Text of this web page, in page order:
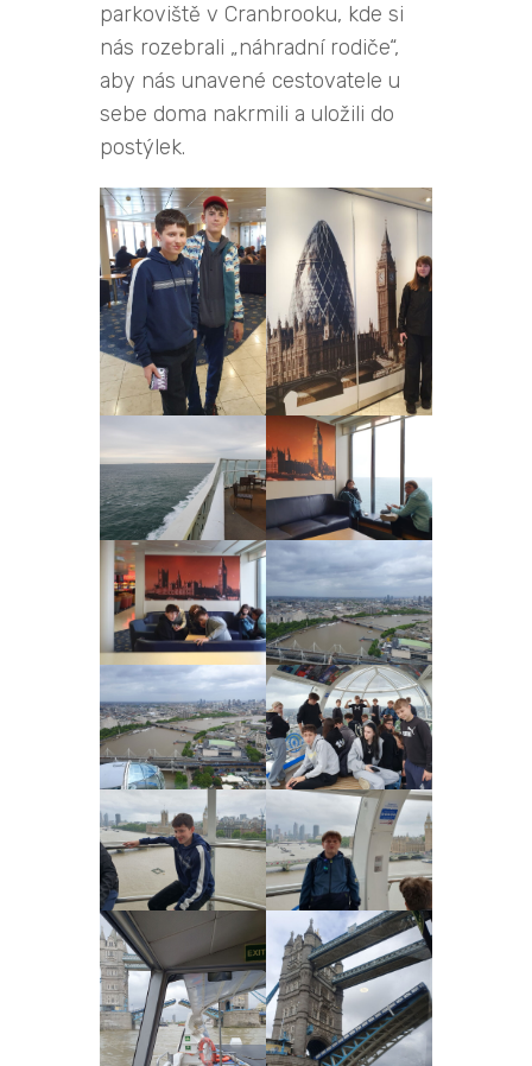
parkoviště v Cranbrooku, kde si
nás rozebrali „náhradní rodiče“,
aby nás unavené cestovatele u
sebe doma nakrmili a uložili do
postýlek.